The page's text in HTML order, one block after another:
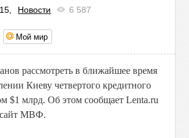
Новости 6 587
Мой мир
рассмотреть в ближайшее время
Киеву четвертого кредитного
$1 млрд. Об этом сообщает Lenta.ru
сайт МВФ.